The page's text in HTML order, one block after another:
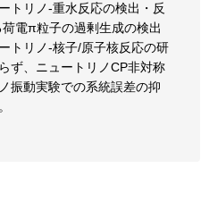
トリノ-重水反応の検出・反
電π粒子の過剰生成の検出
トリノ-核子/原子核反応の研
ず、ニュートリノCP非対称
振動実験での系統誤差の抑